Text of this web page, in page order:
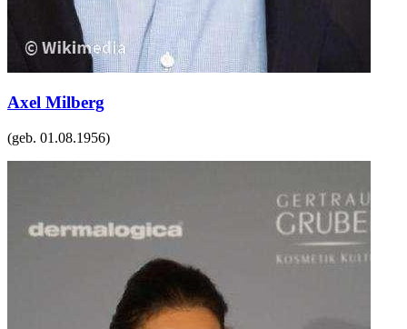
Axel Milberg
(geb. 01.08.1956)